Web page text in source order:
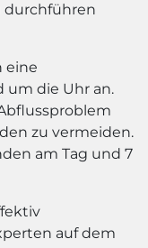
durchführen
eine
um die Uhr an.
zu vermeiden.
am Tag und 7
auf dem